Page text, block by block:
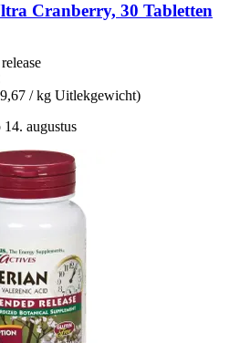
Cranberry, 30 Tabletten
/ kg Uitlekgewicht)
augustus